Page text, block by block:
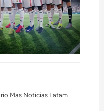
Mas Noticias Latam